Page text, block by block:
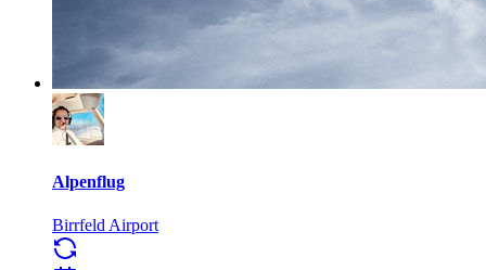
Alpenflug
Birrfeld Airport